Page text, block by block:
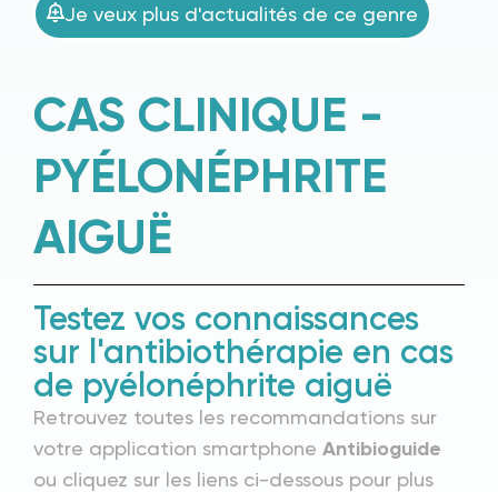
Je veux plus d'actualités de ce genre
CAS CLINIQUE -
PYÉLONÉPHRITE
AIGUË
Testez vos connaissances
sur l'antibiothérapie en cas
de pyélonéphrite aiguë
Retrouvez toutes les recommandations sur
votre application smartphone Antibioguide
ou cliquez sur les liens ci-dessous pour plus